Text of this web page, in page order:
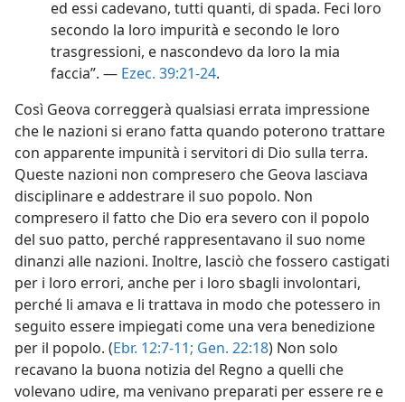
ed essi cadevano, tutti quanti, di spada. Feci loro
secondo la loro impurità e secondo le loro
trasgressioni, e nascondevo da loro la mia
faccia”. — Ezec. 39:21-24.
Così Geova correggerà qualsiasi errata impressione
che le nazioni si erano fatta quando poterono trattare
con apparente impunità i servitori di Dio sulla terra.
Queste nazioni non compresero che Geova lasciava
disciplinare e addestrare il suo popolo. Non
compresero il fatto che Dio era severo con il popolo
del suo patto, perché rappresentavano il suo nome
dinanzi alle nazioni. Inoltre, lasciò che fossero castigati
per i loro errori, anche per i loro sbagli involontari,
perché li amava e li trattava in modo che potessero in
seguito essere impiegati come una vera benedizione
per il popolo. (Ebr. 12:7-11; Gen. 22:18) Non solo
recavano la buona notizia del Regno a quelli che
volevano udire, ma venivano preparati per essere re e